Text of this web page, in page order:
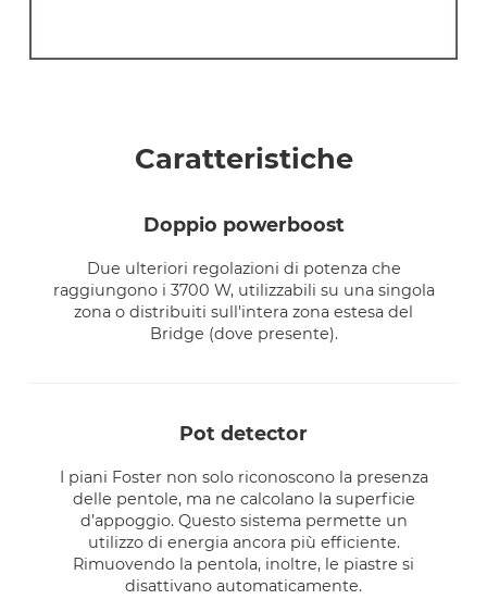
Caratteristiche
doppio powerboost
Due ulteriori regolazioni di potenza che
raggiungono i 3700 W, utilizzabili su una singola
zona o distribuiti sull'intera zona estesa del
Bridge (dove presente).
pot detector
I piani Foster non solo riconoscono la presenza
delle pentole, ma ne calcolano la superficie
d’appoggio. Questo sistema permette un
utilizzo di energia ancora più efficiente.
Rimuovendo la pentola, inoltre, le piastre si
disattivano automaticamente.